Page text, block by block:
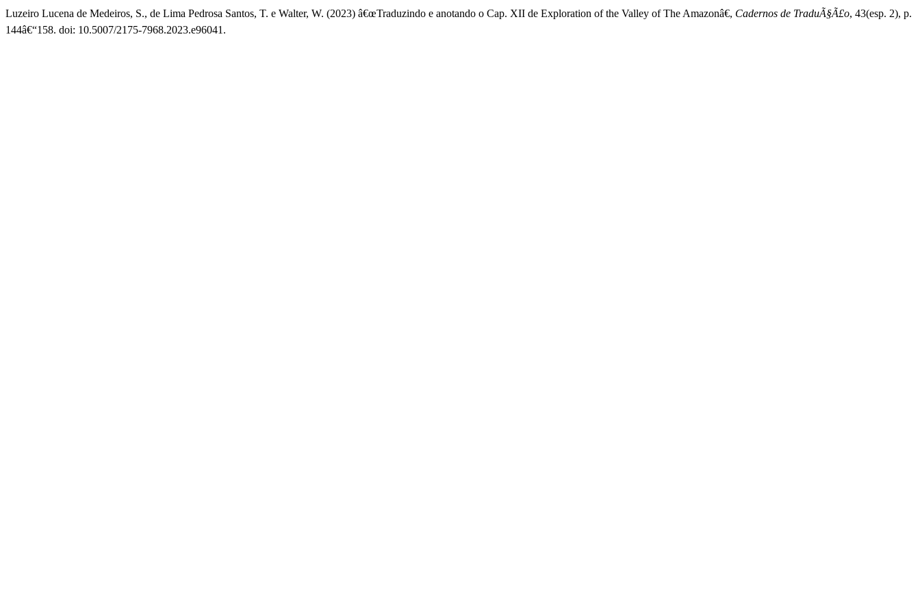
Luzeiro Lucena de Medeiros, S., de Lima Pedrosa Santos, T. e Walter, W. (2023) â€œTraduzindo e anotando o Cap. XII de Exploration of the Valley of The Amazonâ€, Cadernos de TraduÃ§Ã£o, 43(esp. 2), p.
144â€“158. doi: 10.5007/2175-7968.2023.e96041.